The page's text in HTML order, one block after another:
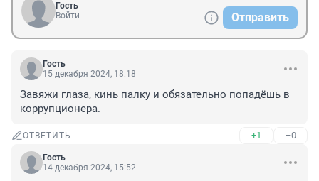
Гость
Войти
Отправить
Гость
15 декабря 2024, 18:18
Завяжи глаза, кинь палку и обязательно попадёшь в
коррупционера.
ОТВЕТИТЬ +1 –0
Гость
14 декабря 2024, 15:52